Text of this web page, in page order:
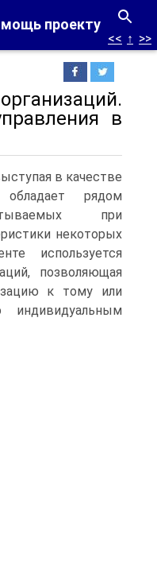
проекту
<< ↑ >>
в
в качестве
обладает рядом
при
некоторых
используется
позволяющая
к тому или
индивидуальным